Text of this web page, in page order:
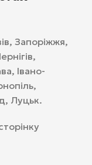
Запоріжжя,
Івано-
Луцьк.